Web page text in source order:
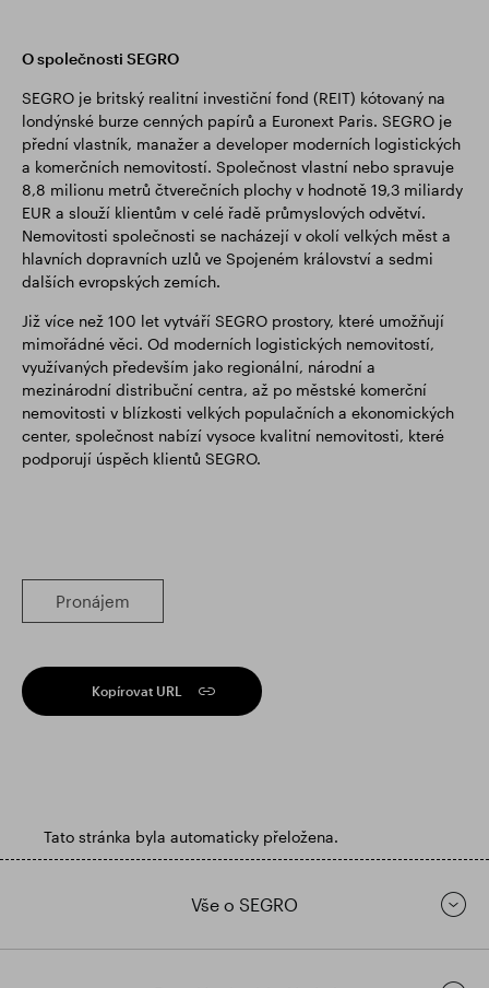
O společnosti SEGRO
SEGRO je britský realitní investiční fond (REIT) kótovaný na
londýnské burze cenných papírů a Euronext Paris. SEGRO je
přední vlastník, manažer a developer moderních logistických
a komerčních nemovitostí. Společnost vlastní nebo spravuje
8,8 milionu metrů čtverečních plochy v hodnotě 19,3 miliardy
EUR a slouží klientům v celé řadě průmyslových odvětví.
Nemovitosti společnosti se nacházejí v okolí velkých měst a
hlavních dopravních uzlů ve Spojeném království a sedmi
dalších evropských zemích.
Již více než 100 let vytváří SEGRO prostory, které umožňují
mimořádné věci. Od moderních logistických nemovitostí,
využívaných především jako regionální, národní a
mezinárodní distribuční centra, až po městské komerční
nemovitosti v blízkosti velkých populačních a ekonomických
center, společnost nabízí vysoce kvalitní nemovitosti, které
podporují úspěch klientů SEGRO.
Pronájem
Kopírovat URL
Tato stránka byla automaticky přeložena.
Vše o SEGRO